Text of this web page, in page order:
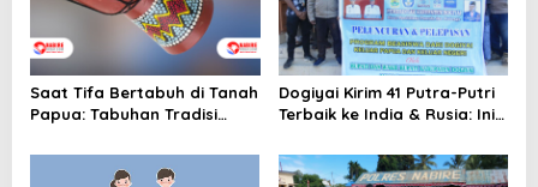
g
a
t
i
o
Saat Tifa Bertabuh di Tanah
Papua: Tabuhan Tradisi
dan Kehidupan Sosial
Dogiyai Kirim 41 Putra-Putri
Terbaik ke India & Rusia: Ini
Dogiyai Mencetak Pemimpin
Masa Depan